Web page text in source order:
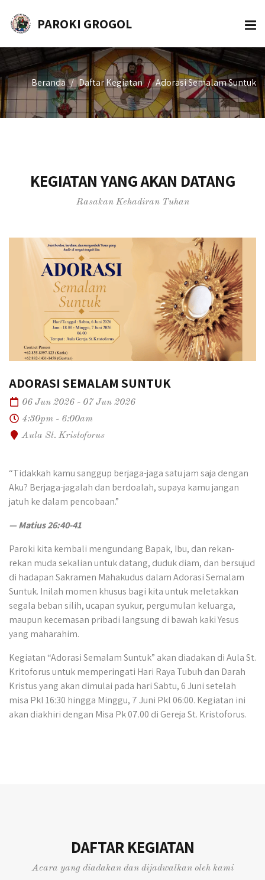
PAROKI GROGOL
Beranda Daftar Kegiatan Adorasi Semalam Suntuk
KEGIATAN YANG AKAN DATANG
Rasakan Kehadiran Tuhan
ADORASI SEMALAM SUNTUK
06 Jun 2026 - 07 Jun 2026
4:30pm - 6:00am
Aula St. Kristoforus
“Tidakkah kamu sanggup berjaga-jaga satu jam saja dengan
Aku? Berjaga-jagalah dan berdoalah, supaya kamu jangan
jatuh ke dalam pencobaan.”
—Matius 26:40-41
Paroki kita kembali mengundang Bapak, Ibu, dan rekan-
rekan muda sekalian untuk datang, duduk diam, dan bersujud
di hadapan Sakramen Mahakudus dalam Adorasi Semalam
Suntuk. Inilah momen khusus bagi kita untuk meletakkan
segala beban silih, ucapan syukur, pergumulan keluarga,
maupun kecemasan pribadi langsung di bawah kaki Yesus
yang maharahim.
Kegiatan “Adorasi Semalam Suntuk” akan diadakan di Aula St.
Kritoforus untuk memperingati Hari Raya Tubuh dan Darah
Kristus yang akan dimulai pada hari Sabtu, 6 Juni setelah
misa Pkl 16:30 hingga Minggu, 7 Juni Pkl 06:00. Kegiatan ini
akan diakhiri dengan Misa Pk 07.00 di Gereja St. Kristoforus.
DAFTAR KEGIATAN
Acara yang diadakan dan dijadwalkan oleh kami